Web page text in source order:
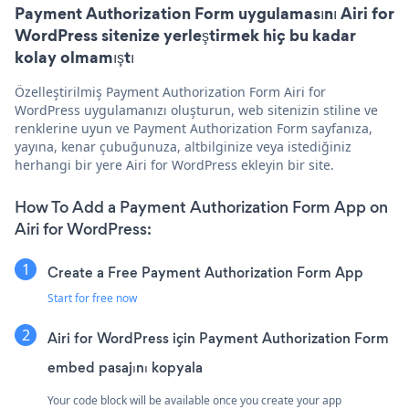
Payment Authorization Form uygulamasını Airi for
WordPress sitenize yerleştirmek hiç bu kadar
kolay olmamıştı
Özelleştirilmiş Payment Authorization Form Airi for
WordPress uygulamanızı oluşturun, web sitenizin stiline ve
renklerine uyun ve Payment Authorization Form sayfanıza,
yayına, kenar çubuğunuza, altbilginize veya istediğiniz
herhangi bir yere Airi for WordPress ekleyin bir site.
How To Add a Payment Authorization Form App on
Airi for WordPress:
Create a Free Payment Authorization Form App
Start for free now
Airi for WordPress için Payment Authorization Form
embed pasajını kopyala
Your code block will be available once you create your app